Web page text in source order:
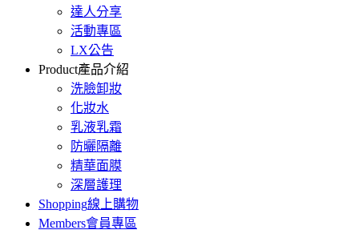
達人分享
活動專區
LX公告
Product產品介紹
洗臉卸妝
化妝水
乳液乳霜
防曬隔離
精華面膜
深層護理
Shopping線上購物
Members會員專區